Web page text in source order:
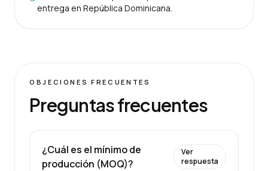
entrega en República Dominicana.
OBJECIONES FRECUENTES
Preguntas frecuentes
¿Cuál es el mínimo de
producción (MOQ)?
Ver
respuesta